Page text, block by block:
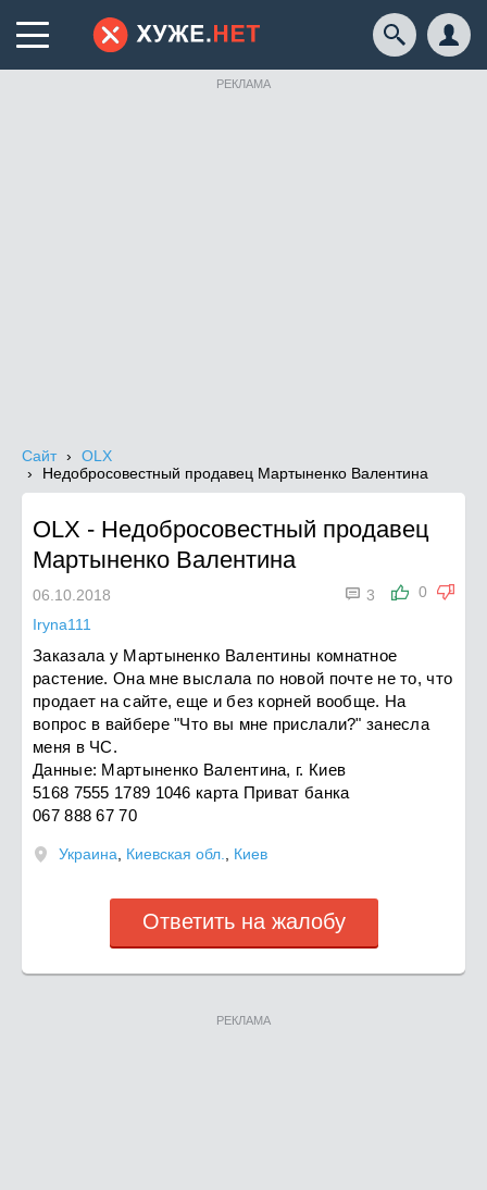
РЕКЛАМА
Сайт
OLX
Недобросовестный продавец Мартыненко Валентина
OLX - Недобросовестный продавец
Мартыненко Валентина
0
 3
06.10.2018
Iryna111
Заказала у Мартыненко Валентины комнатное
растение. Она мне выслала по новой почте не то, что
продает на сайте, еще и без корней вообще. На
вопрос в вайбере "Что вы мне прислали?" занесла
меня в ЧС.
Данные: Мартыненко Валентина, г. Киев
5168 7555 1789 1046 карта Приват банка
067 888 67 70
Украина Киевская обл. Киев
Ответить на жалобу
РЕКЛАМА